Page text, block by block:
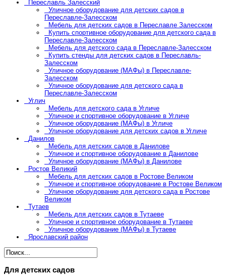
Переславль Залесский
Уличное оборудование для детских садов в
Переславле-Залесском
Мебель для детских садов в Переславле Залесском
Купить спортивное оборудование для детского сада в
Переславле-Залесском
Мебель для детского сада в Переславле-Залесском
Купить стенды для детских садов в Переславль-
Залесском
Уличное оборудование (МАФы) в Переславле-
Залесском
Уличное оборудование для детского сада в
Переславле-Залесском
Углич
Мебель для детского сада в Угличе
Уличное и спортивное оборудование в Угличе
Уличное оборудование (МАФы) в Угличе
Уличное оборудование для детских садов в Угличе
Данилов
Мебель для детских садов в Данилове
Уличное и спортивное оборудование в Данилове
Уличное оборудование (МАФы) в Данилове
Ростов Великий
Мебель для детских садов в Ростове Великом
Уличное и спортивное оборудование в Ростове Великом
Уличное оборудование для детского сада в Ростове
Великом
Тутаев
Мебель для детских садов в Тутаеве
Уличное и спортивное оборудование в Тутаеве
Уличное оборудование (МАФы) в Тутаеве
Ярославский район
Для детских садов